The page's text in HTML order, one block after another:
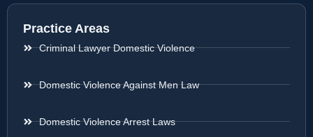
Practice Areas
Criminal Lawyer Domestic Violence
Domestic Violence Against Men Law
Domestic Violence Arrest Laws